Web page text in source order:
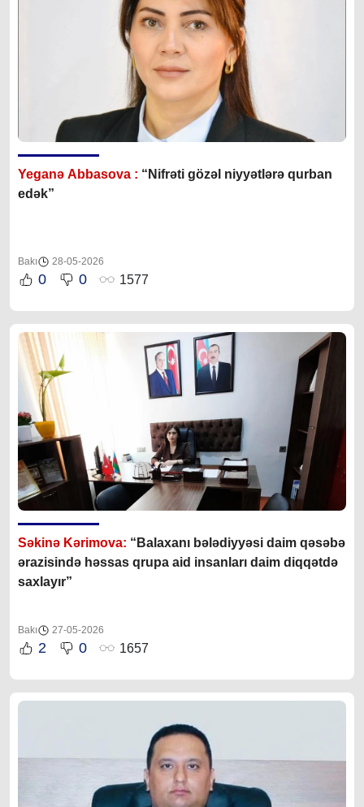
Yeganə Abbasova : “Nifrəti gözəl niyyətlərə qurban
edək”
Bakı 28-05-2026
0 0 1577
Səkinə Kərimova: “Balaxanı bələdiyyəsi daim qəsəbə
ərazisində həssas qrupa aid insanları daim diqqətdə
saxlayır”
Bakı 27-05-2026
2 0 1657